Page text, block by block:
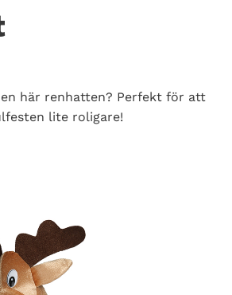
här renhatten? Perfekt för att
lite roligare!